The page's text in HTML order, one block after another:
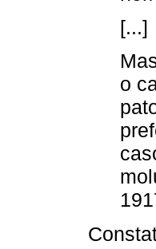
[...]
o